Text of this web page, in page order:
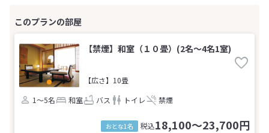
【禁煙】和室（１０畳）(2名～4名1室)
【広さ】10畳
1～5名
和室 バス トイレ 禁煙
おとな1名 税込18,100～23,700円